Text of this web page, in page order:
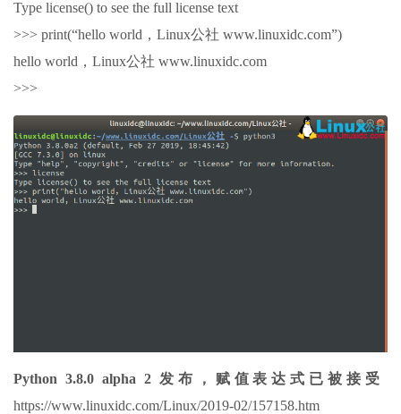
Type license() to see the full license text
>>> print(“hello world，Linux公社 www.linuxidc.com”)
hello world，Linux公社 www.linuxidc.com
>>>
Python 3.8.0 alpha 2 发布，赋值表达式已被接受
https://www.linuxidc.com/Linux/2019-02/157158.htm